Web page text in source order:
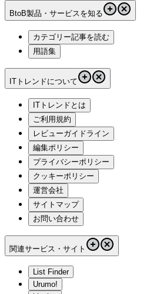
BtoB製品・サービスを知る
カテゴリー記事を読む
用語集
ITトレンドについて
ITトレンドとは
ご利用規約
レビューガイドライン
編集ポリシー
プライバシーポリシー
クッキーポリシー
運営会社
サイトマップ
お問い合わせ
関連サービス・サイト
List Finder
Urumo!